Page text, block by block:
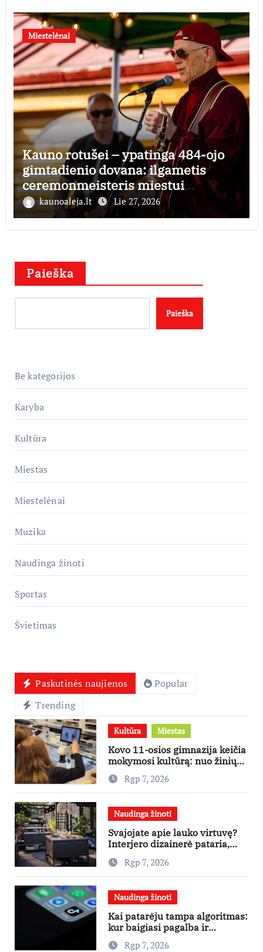
Miestelėnai
Kauno rotušei – ypatinga 484-ojo
gimtadienio dovana: ilgametis
ceremonmeisteris miestui
perduoda dešimtmečius kauptą
istorijos kolekciją
kaunoaleja.lt Lie 27, 2026
Paieška
Paieška
Be kategorijos
Karyba
Kultūra
Miestas
Miestelėnai
Muzika
Naudinga žinoti
Sportas
Švietimas
Paskutinės naujienos
Popular
Trending
Kultūra Miestas
Kovo 11-osios gimnazija keičia
mokymosi kultūrą: nuo žinių
kaupimo – prie jų supratimo ir
taikymo
Rgp 7, 2026
Naudinga žinoti
Svajojate apie lauko virtuvę?
Interjero dizainerė pataria,
nuo ko pradėti
Rgp 7, 2026
Naudinga žinoti
Kai patarėju tampa algoritmas:
kur baigiasi pagalba ir
prasideda reklama?
Rgp 7, 2026